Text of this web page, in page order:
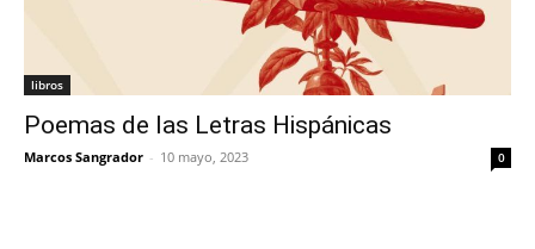
libros
Poemas de las Letras Hispánicas
Marcos Sangrador - 10 mayo, 2023 0